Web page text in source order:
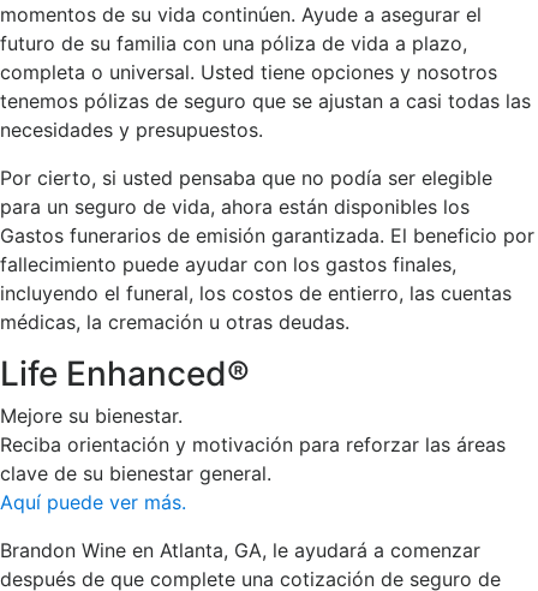
momentos de su vida continúen. Ayude a asegurar el
futuro de su familia con una póliza de vida a plazo,
completa o universal. Usted tiene opciones y nosotros
tenemos pólizas de seguro que se ajustan a casi todas las
necesidades y presupuestos.
Por cierto, si usted pensaba que no podía ser elegible
para un seguro de vida, ahora están disponibles los
Gastos funerarios de emisión garantizada. El beneficio por
fallecimiento puede ayudar con los gastos finales,
incluyendo el funeral, los costos de entierro, las cuentas
médicas, la cremación u otras deudas.
Life Enhanced®
Mejore su bienestar.
Reciba orientación y motivación para reforzar las áreas
clave de su bienestar general.
Aquí puede ver más.
Brandon Wine en Atlanta, GA, le ayudará a comenzar
después de que complete una cotización de seguro de